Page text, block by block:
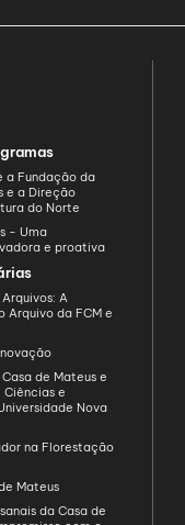
a Fundação da
e a Direção
do Norte
- Uma
e proativa
A
Arquivo da FCM e
de Mateus e
e
Nova
na Florestação
Mateus
da Casa de